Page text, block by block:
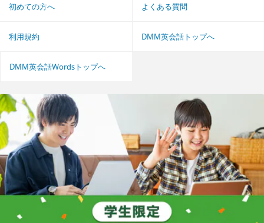
初めての方へ よくある質問
利用規約 DMM英会話トップへ
DMM英会話Wordsトップへ